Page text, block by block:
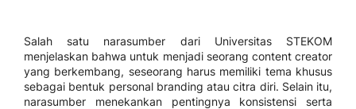
Salah satu narasumber dari Universitas STEKOM
menjelaskan bahwa untuk menjadi seorang content creator
yang berkembang, seseorang harus memiliki tema khusus
sebagai bentuk personal branding atau citra diri. Selain itu,
narasumber menekankan pentingnya konsistensi serta